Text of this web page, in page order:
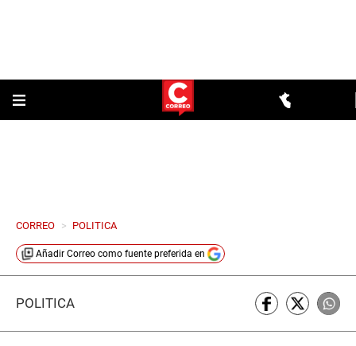
CORREO > POLITICA
Añadir Correo como fuente preferida en
POLÍTICA